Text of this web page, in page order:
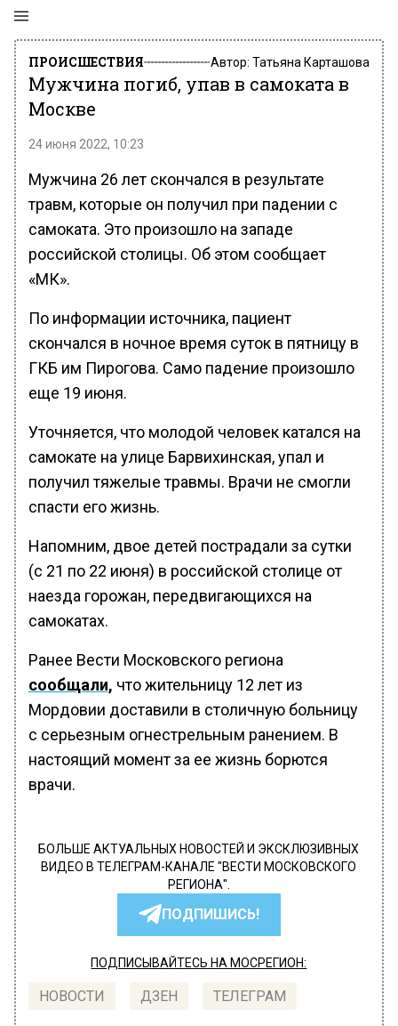
ПРОИСШЕСТВИЯ Автор: Татьяна Карташова
Мужчина погиб, упав в самоката в
Москве
24 июня 2022, 10:23
Мужчина 26 лет скончался в результате
травм, которые он получил при падении с
самоката. Это произошло на западе
российской столицы. Об этом сообщает
«МК».
По информации источника, пациент
скончался в ночное время суток в пятницу в
ГКБ им Пирогова. Само падение произошло
еще 19 июня.
Уточняется, что молодой человек катался на
самокате на улице Барвихинская, упал и
получил тяжелые травмы. Врачи не смогли
спасти его жизнь.
Напомним, двое детей пострадали за сутки
(с 21 по 22 июня) в российской столице от
наезда горожан, передвигающихся на
самокатах.
Ранее Вести Московского региона
сообщали, что жительницу 12 лет из
Мордовии доставили в столичную больницу
с серьезным огнестрельным ранением. В
настоящий момент за ее жизнь борются
врачи.
БОЛЬШЕ АКТУАЛЬНЫХ НОВОСТЕЙ И ЭКСКЛЮЗИВНЫХ
ВИДЕО В ТЕЛЕГРАМ-КАНАЛЕ "ВЕСТИ МОСКОВСКОГО
РЕГИОНА".
ПОДПИШИСЬ!
ПОДПИСЫВАЙТЕСЬ НА МОСРЕГИОН:
НОВОСТИ ДЗЕН ТЕЛЕГРАМ